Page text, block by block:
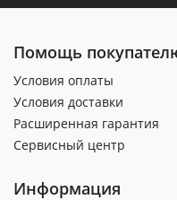
Помощь
Условия оплаты
Условия доставки
Расширенная гарантия
Сервисный центр
Информация